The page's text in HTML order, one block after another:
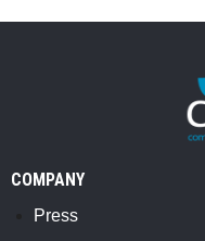
COMPANY
Press